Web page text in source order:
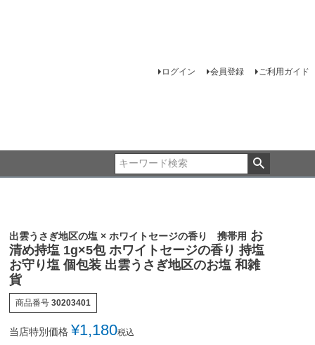
ログイン 会員登録 ご利用ガイド
出雲うさぎ地区の塩 × ホワイトセージの香り 携帯用 お
清め持塩 1g×5包 ホワイトセージの香り 持塩
お守り塩 個包装 出雲うさぎ地区のお塩 和雑
貨
商品番号 30203401
当店特別価格 ¥1,180税込